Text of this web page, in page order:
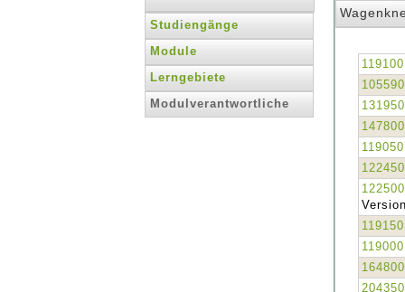
Studiengänge
Module
Lerngebiete
Modulverantwortliche